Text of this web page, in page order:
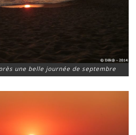
une belle journée de septembre